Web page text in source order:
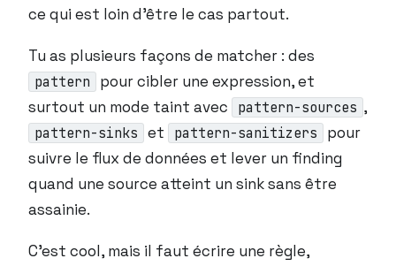
ce qui est loin d’être le cas partout.
Tu as plusieurs façons de matcher : des
pattern
pour cibler une expression, et
surtout un mode taint avec
pattern-sources ,
pattern-sinks et pattern-sanitizers
pour
suivre le flux de données et lever un finding
quand une source atteint un sink sans être
assainie.
C’est cool, mais il faut écrire une règle,